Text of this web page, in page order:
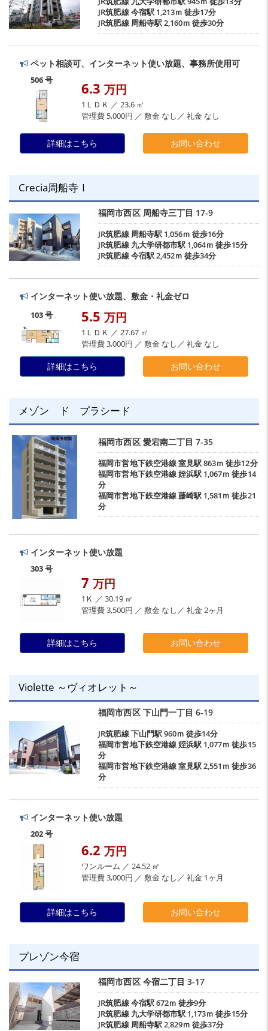
JR筑肥線今宿駅1,213ｍ 徒歩17分
JR筑肥線 周船寺駅2,160ｍ 徒歩30分
ペット相談可、インターネット使い放題、事務所使用可
506 号 6.3 万円
1ＬＤＫ ／ 23.6 ㎡
管理費 5,000円 ／ 敷金 なし／ 礼金 なし
詳細はこちら お問い合わせ
Crecia周船寺Ⅰ
福岡市西区 周船寺三丁目 17-9
JR筑肥線 周船寺駅1,056ｍ 徒歩16分
JR筑肥線 九大学研都市駅 1,064ｍ 徒歩15分
JR筑肥線今宿駅2,452ｍ 徒歩34分
インターネット使い放題、敷金・礼金ゼロ
103 号 5.5 万円
1ＬＤＫ ／ 27.67 ㎡
管理費 3,000円 ／ 敷金 なし／ 礼金 なし
詳細はこちら お問い合わせ
メゾン ド プラシード
福岡市西区 愛宕南二丁目 7-35
福岡市営地下鉄空港線室見駅863ｍ 徒歩12分
福岡市営地下鉄空港線姪浜駅 1,067ｍ 徒歩14
分
福岡市営地下鉄空港線藤崎駅 1,581ｍ 徒歩21
分
インターネット使い放題
303 号
7 万円
1Ｋ ／ 30.19 ㎡
管理費 3,500円 ／ 敷金 なし／ 礼金 2ヶ月
詳細はこちら お問い合わせ
Violette ～ヴィオレット～
福岡市西区 下山門一丁目 6-19
JR筑肥線下山門駅960ｍ 徒歩14分
福岡市営地下鉄空港線姪浜駅 1,077ｍ 徒歩15
分
福岡市営地下鉄空港線室見駅2,551ｍ 徒歩36
分
インターネット使い放題
202 号
6.2 万円
ワンルーム ／ 24.52 ㎡
管理費 3,000円 ／ 敷金 なし／ 礼金 1ヶ月
詳細はこちら お問い合わせ
プレゾン今宿
福岡市西区 今宿二丁目 3-17
JR筑肥線今宿駅672ｍ 徒歩9分
JR筑肥線 九大学研都市駅 1,173ｍ 徒歩15分
JR筑肥線 周船寺駅2,829ｍ 徒歩37分